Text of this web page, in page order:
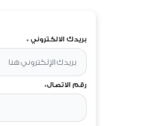
بريدك الالكتروني *
رقم الاتصال*